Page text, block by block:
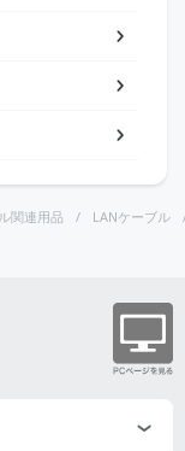
関連用品 LANケーブル